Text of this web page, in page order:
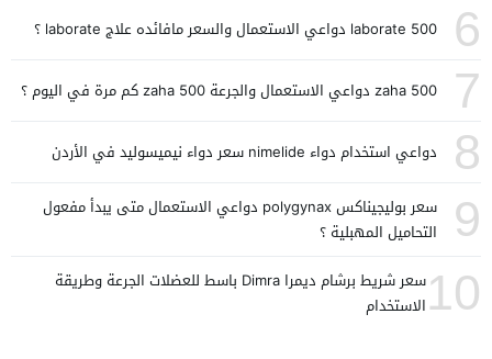
6 laborate 500 دواعي الاستعمال والسعر مافائده علاج laborate ؟
7 zaha 500 دواعي الاستعمال والجرعة zaha 500 كم مرة في اليوم ؟
8 دواعي استخدام دواء nimelide سعر دواء نيميسوليد في الأردن
9
سعر بوليجيناكس polygynax دواعي الاستعمال متى يبدأ مفعول
التحاميل المهبلية ؟
10
سعر شريط برشام ديمرا Dimra باسط للعضلات الجرعة وطريقة
الاستخدام